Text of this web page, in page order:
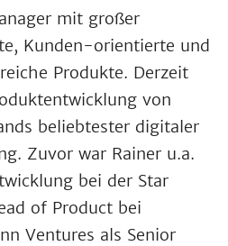
mit großer
Kunden-orientierte und
Produkte. Derzeit
von
beliebtester digitaler
Zuvor war Rainer u.a.
bei der Star
of Product bei
Ventures als Senior